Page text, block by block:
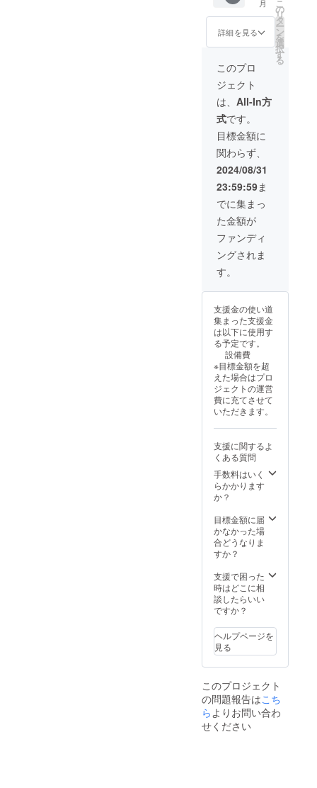
入力い
ただい
た住所
ます。
提供方
法は協
賛者の
メール
アドレ
ス宛に
限定
URLを
る予定
です。
※寄付者
ボード
に記載
する名
前・
を備考
欄に記
入して
支援し
てくだ
さい。
寄付金
領収
書・証
明書
（2025
年1月頃
郵送）
入り口
に掲
載、文
字サイ
ズ
（縦）
約２０
cm（横
）約３
０cm ※
寄付者
ボード
に記載
する企
業名を
備考欄
に記入
して支
援して
くださ
い。 ・
寄付金
領収
（2025
郵送）
月
詳細を見る
こ
の
リ
タ
ー
ン
を
選
択
す
る
このプロ
ジェクト
は、 All-In方
式です。
目標金額に
関わらず、
2024/08/31
23:59:59ま
でに集まっ
た金額が
ファンディ
ングされま
す。
支援金の使い道
集まった支援金
は以下に使用す
る予定です。
設備費
※目標金額を超
えた場合はプロ
ジェクトの運営
費に充てさせて
いただきます。
支援に関するよ
くある質問
手数料はいく
らかかります
か？
目標金額に届
かなかった場
合どうなりま
すか？
支援で困った
時はどこに相
談したらいい
ですか？
ヘルプページを
見る
このプロジェクト
の問題報告はこち
らよりお問い合わ
せください